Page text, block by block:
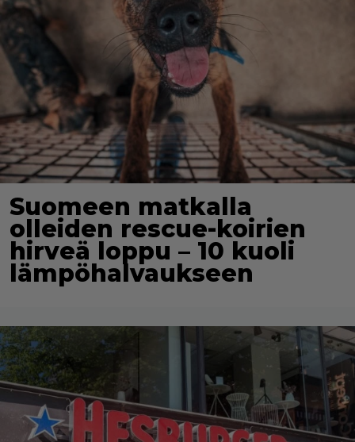
Suomeen matkalla
olleiden rescue-koirien
hirveä loppu – 10 kuoli
lämpöhalvaukseen